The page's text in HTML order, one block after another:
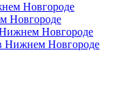
Новгороде
Новгороде
Новгороде
Нижнем Новгороде